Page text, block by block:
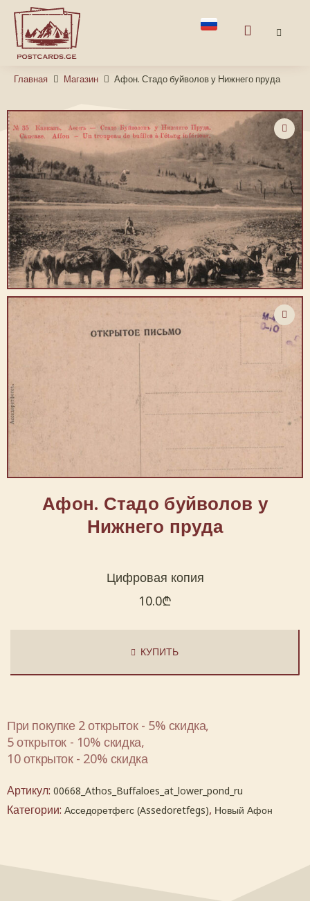
Главная Магазин Афон. Стадо буйволов у Нижнего пруда
Афон. Стадо буйволов у
Нижнего пруда
Цифровая копия
10.0₾
КУПИТЬ
При покупке 2 открыток - 5% скидка,
5 открыток - 10% скидка,
10 открыток - 20% скидка
Артикул: 00668_Athos_Buffaloes_at_lower_pond_ru
Категории: Асседоретфегс (Assedoretfegs), Новый Афон